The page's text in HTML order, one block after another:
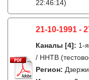
22:46:14)
21-10-1991 -
Каналы [4]: 1-
/ ННТВ
Регион: